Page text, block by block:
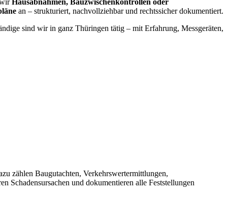
an – strukturiert, nachvollziehbar und rechtssicher dokumentiert.
sind wir in ganz Thüringen tätig – mit Erfahrung, Messgeräten,
zählen Baugutachten, Verkehrswertermittlungen,
Schadensursachen und dokumentieren alle Feststellungen